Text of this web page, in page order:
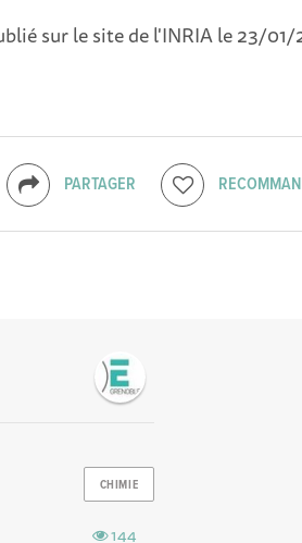
sur le site de l'INRIA le 23/01/
PARTAGER
CHIMIE
144